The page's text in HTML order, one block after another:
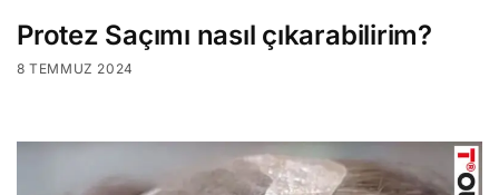
Protez Saçımı nasıl çıkarabilirim?
8 TEMMUZ 2024